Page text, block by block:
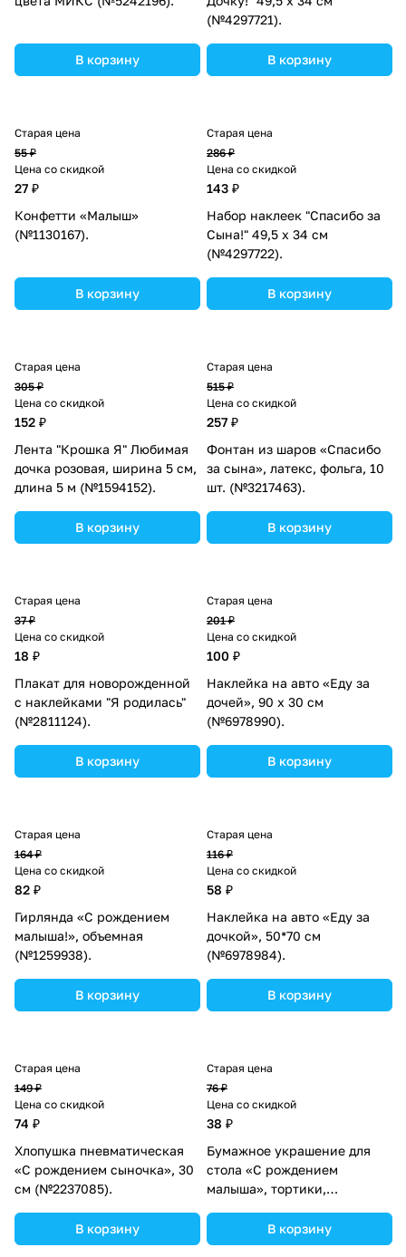
В корзину
(№4297721).
В корзину
Старая цена
55 ₽
Цена со скидкой
27 ₽
Конфетти «Малыш»
(№1130167).
В корзину
Старая цена
286 ₽
Цена со скидкой
143 ₽
Набор наклеек "Спасибо за
Сына!" 49,5 х 34 см
(№4297722).
В корзину
Старая цена
305 ₽
Цена со скидкой
152 ₽
Лента "Крошка Я" Любимая
дочка розовая, ширина 5 см,
длина 5 м (№1594152).
В корзину
Старая цена
515 ₽
Цена со скидкой
257 ₽
Фонтан из шаров «Спасибо
за сына», латекс, фольга, 10
шт. (№3217463).
В корзину
Старая цена
37 ₽
Цена со скидкой
18 ₽
Плакат для новорожденной
с наклейками "Я родилась"
(№2811124).
В корзину
Старая цена
201 ₽
Цена со скидкой
100 ₽
Наклейка на авто «Еду за
дочей», 90 х 30 см
(№6978990).
В корзину
Старая цена
164 ₽
Цена со скидкой
82 ₽
Гирлянда «С рождением
малыша!», объемная
(№1259938).
В корзину
Старая цена
116 ₽
Цена со скидкой
58 ₽
Наклейка на авто «Еду за
дочкой», 50*70 см
(№6978984).
В корзину
Старая цена
149 ₽
Цена со скидкой
74 ₽
Хлопушка пневматическая
«С рождением сыночка», 30
см (№2237085).
В корзину
Старая цена
76 ₽
Цена со скидкой
38 ₽
Бумажное украшение для
стола «С рождением
малыша», тортики,
(№1236914).В корзину